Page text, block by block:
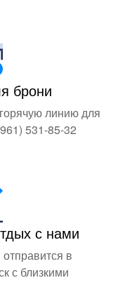
брони
линию для
531-85-32
с нами
в
с близкими